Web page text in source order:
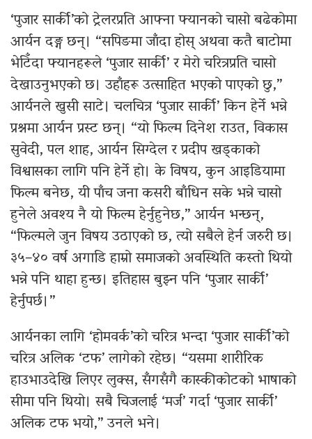
‘पुजार सार्की’को ट्रेलरप्रति आफ्ना फ्यानको चासो बढेकोमा
आर्यन दङ्ग छन्। “सपिङमा जाँदा होस् अथवा कतै बाटोमा
भेटिँदा फ्यानहरूले ‘पुजार सार्की’ र मेरो चरित्रप्रति चासो
देखाउनुभएको छ। उहाँहरू उत्साहित भएको पाएको छु,”
आर्यनले खुसी साटे। चलचित्र ‘पुजार सार्की’ किन हेर्ने भन्ने
प्रश्नमा आर्यन प्रस्ट छन्। “यो फिल्म दिनेश राउत, विकास
सुवेदी, पल शाह, आर्यन सिग्देल र प्रदीप खड्काको
विश्वासका लागि पनि हेर्ने हो। के विषय, कुन आइडियामा
फिल्म बनेछ, यी पाँच जना कसरी बाँधिन सके भन्ने चासो
हुनेले अवश्य नै यो फिल्म हेर्नुहुनेछ,” आर्यन भन्छन्,
“फिल्मले जुन विषय उठाएको छ, त्यो सबैले हेर्न जरुरी छ।
३५–४० वर्ष अगाडि हाम्रो समाजको अवस्थिति कस्तो थियो
भन्ने पनि थाहा हुन्छ। इतिहास बुझ्न पनि ‘पुजार सार्की’
हेर्नुपर्छ।”
आर्यनका लागि ‘होमवर्क’को चरित्र भन्दा ‘पुजार सार्की’को
चरित्र अलिक ‘टफ’ लागेको रहेछ। “यसमा शारीरिक
हाउभाउदेखि लिएर लुक्स, सँगसँगै कास्कीकोटको भाषाको
सीमा पनि थियो। सबै चिजलाई ‘मर्ज’ गर्दा ‘पुजार सार्की’
अलिक टफ भयो,” उनले भने।